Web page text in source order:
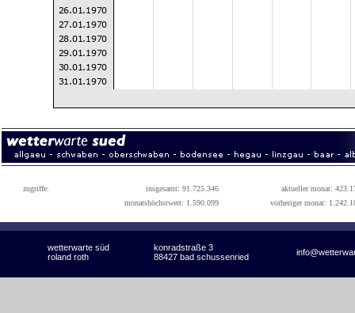
zugriffe: insgesamt: 91.725.346
aktueller monat:
monatshöchstwert: 1.590.099
vorheriger monat:
wetterwarte süd konradstraße 3
roland roth 88427 bad schussenried